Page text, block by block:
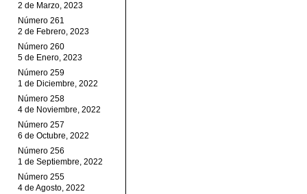
2 de Marzo, 2023
Número 261
2 de Febrero, 2023
Número 260
5 de Enero, 2023
Número 259
1 de Diciembre, 2022
Número 258
4 de Noviembre, 2022
Número 257
6 de Octubre, 2022
Número 256
1 de Septiembre, 2022
Número 255
4 de Agosto, 2022